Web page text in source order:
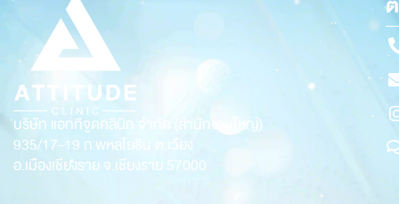
บริษัท แอททิจูดคลินิก จำกัด (สำนักงานใหญ่)
935/17-19 ถ.พหลโยธิน ต.เวียง
อ.เมืองเชียงราย จ.เชียงราย 57000